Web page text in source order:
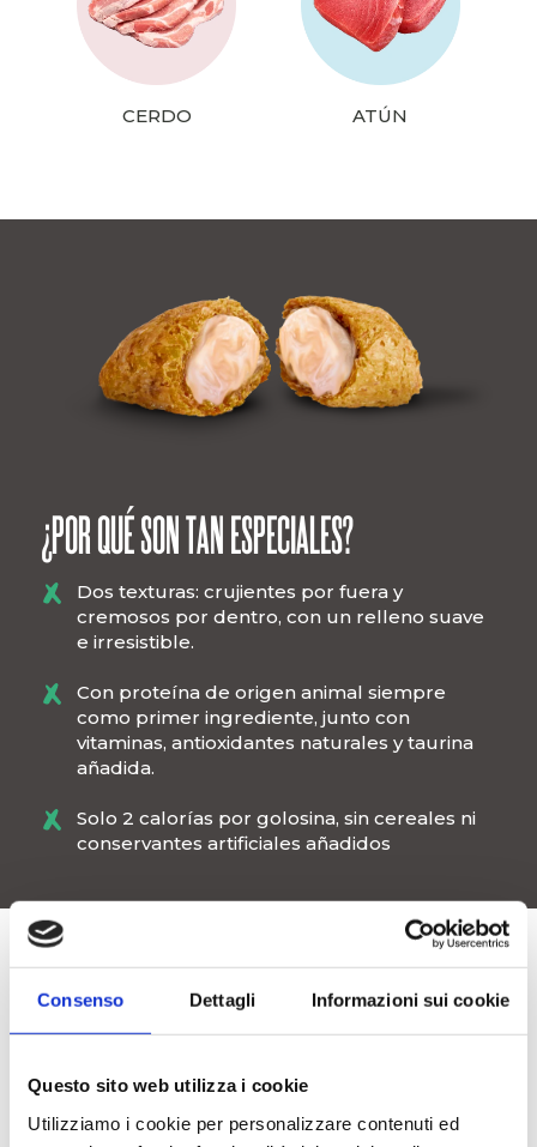
Consenso Dettagli Informazioni sui cookie
Questo sito web utilizza i cookie
Utilizziamo i cookie per personalizzare contenuti ed
CERDO ATÚN
¿POR QUÉ SON TAN ESPECIALES?
Dos texturas: crujientes por fuera y
cremosos por dentro, con un relleno suave
e irresistible.
Con proteína de origen animal siempre
como primer ingrediente, junto con
vitaminas, antioxidantes naturales y taurina
añadida.
Solo 2 calorías por golosina, sin cereales ni
conservantes artificiales añadidos
¡DESCUBRE SNAX! PARA GATOS
COMPLETO Y EQUILIBRADO